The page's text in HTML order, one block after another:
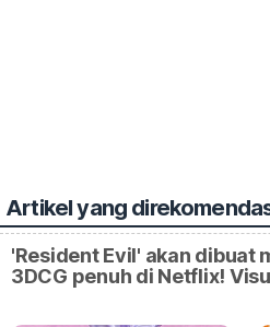
Artikel yang
'Resident Evil' akan dibuat
3DCG penuh di Netflix!